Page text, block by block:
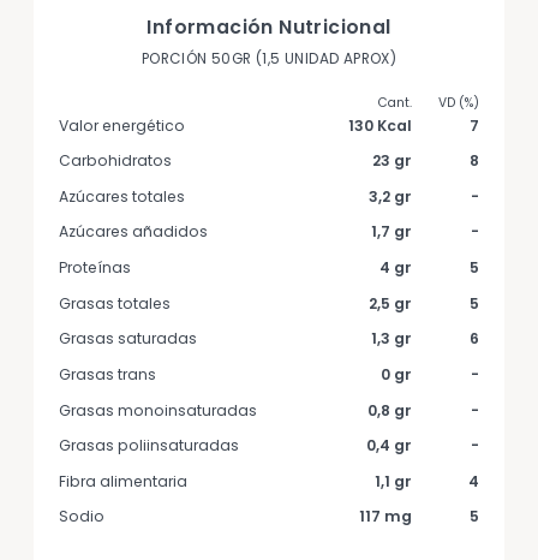
Información Nutricional
PORCIÓN 50GR (1,5 UNIDAD APROX)
Valor energético 7
130 Kcal
Carbohidratos
8
23 gr
Azúcares totales
-
3,2 gr
Azúcares añadidos
-
1,7 gr
Proteínas
5
4 gr
Grasas totales
5
2,5 gr
Grasas saturadas
6
1,3 gr
Grasas trans
-
0 gr
Grasas monoinsaturadas
-
0,8 gr
Grasas poliinsaturadas
-
0,4 gr
Fibra alimentaria
4
1,1 gr
Sodio
5
117 mg